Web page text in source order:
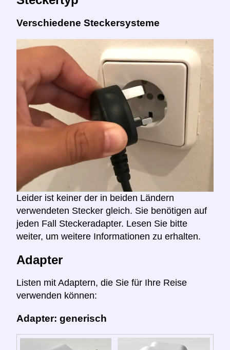
Verschiedene Steckersysteme
Leider ist keiner der in beiden Ländern
verwendeten Stecker gleich. Sie benötigen auf
jeden Fall Steckeradapter. Lesen Sie bitte
weiter, um weitere Informationen zu erhalten.
Adapter
Listen mit Adaptern, die Sie für Ihre Reise
verwenden können:
Adapter: generisch